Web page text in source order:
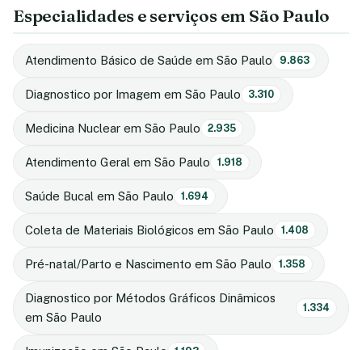
Especialidades e serviços em São Paulo
Atendimento Básico de Saúde em São Paulo 9.863
Diagnostico por Imagem em São Paulo 3.310
Medicina Nuclear em São Paulo 2.935
Atendimento Geral em São Paulo 1.918
Saúde Bucal em São Paulo 1.694
Coleta de Materiais Biológicos em São Paulo 1.408
Pré-natal/Parto e Nascimento em São Paulo 1.358
Diagnostico por Métodos Gráficos Dinâmicos
em São Paulo
1.334